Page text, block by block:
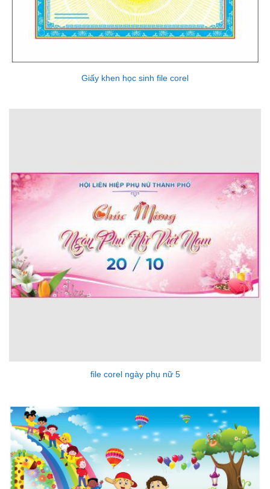
Giấy khen học sinh file corel
file corel ngày phụ nữ 5